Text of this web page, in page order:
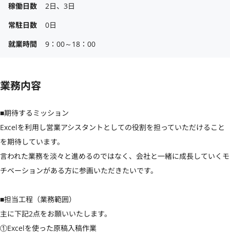
稼働日数
2日、3日
常駐日数
0日
就業時間
9：00～18：00
業務内容
■期待するミッション
Excelを利用し営業アシスタントとしての役割を担っていただけること
を期待しています。
言われた業務を淡々と進めるのではなく、会社と一緒に成長していくモ
チベーションがある方に参画いただきたいです。
■担当工程（業務範囲）
主に下記2点をお願いいたします。
①Excelを使った原稿入稿作業